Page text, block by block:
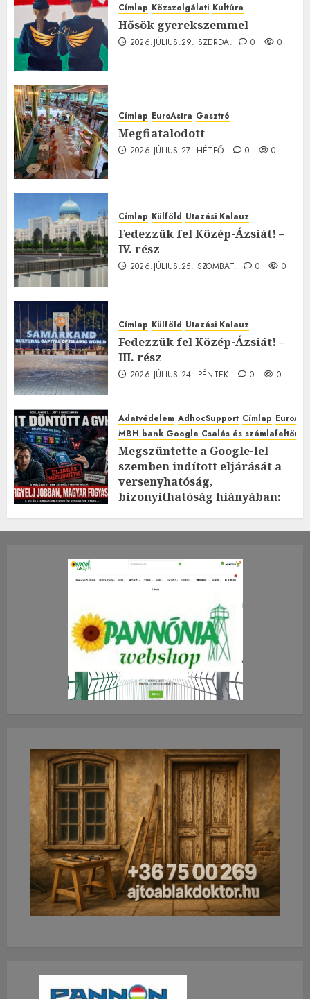
Címlap Közszolgálati Kultúra
Hősök gyerekszemmel
2026.JÚLIUS.29. SZERDA. 0 0
Címlap EuroAstra Gasztró
Megfiatalodott
2026.JÚLIUS.27. HÉTFŐ. 0 0
Címlap Külföld Utazási Kalauz
Fedezzük fel Közép-Ázsiát! –
IV. rész
2026.JÚLIUS.25. SZOMBAT. 0 0
Címlap Külföld Utazási Kalauz
Fedezzük fel Közép-Ázsiát! –
III. rész
2026.JÚLIUS.24. PÉNTEK. 0 0
Adatvédelem AdhocSupport Címlap
MBH bank Google Csalás és
Megszüntette a Google-lel
szemben indított eljárását a
versenyhatóság,
bizonyíthatóság hiányában:
2026.JÚLIUS.23. CSÜTÖRTÖK.
0